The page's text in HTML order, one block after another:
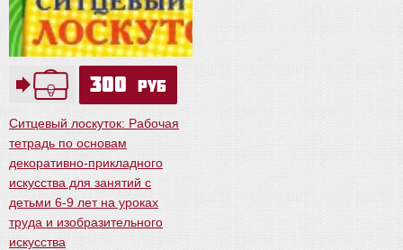
300 руб
Ситцевый лоскуток: Рабочая
тетрадь по основам
декоративно-прикладного
искусства для занятий с
детьми 6-9 лет на уроках
труда и изобразительного
искусства